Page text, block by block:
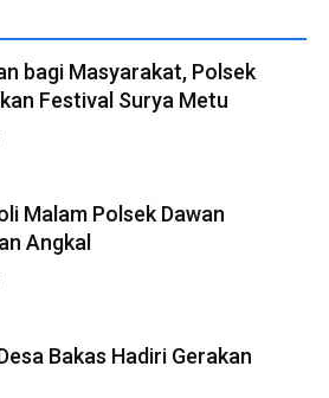
bagi Masyarakat, Polsek
Festival Surya Metu
Malam Polsek Dawan
Angkal
Bakas Hadiri Gerakan